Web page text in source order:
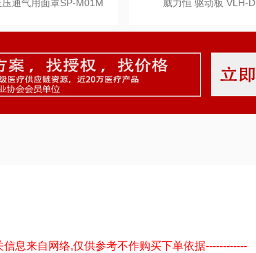
通气用面罩SP-M01M 威力恒 驱动板 VLH-D
息来自网络,仅供参考不作购买下单依据------------